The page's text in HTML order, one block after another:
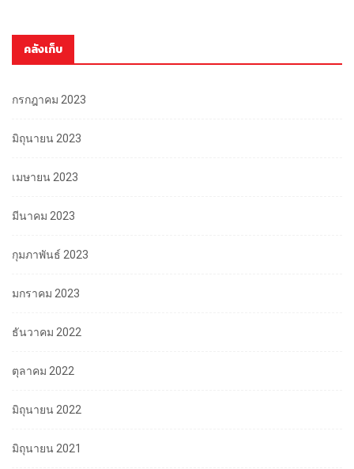
คลังเก็บ
กรกฎาคม 2023
มิถุนายน 2023
เมษายน 2023
มีนาคม 2023
กุมภาพันธ์ 2023
มกราคม 2023
ธันวาคม 2022
ตุลาคม 2022
มิถุนายน 2022
มิถุนายน 2021